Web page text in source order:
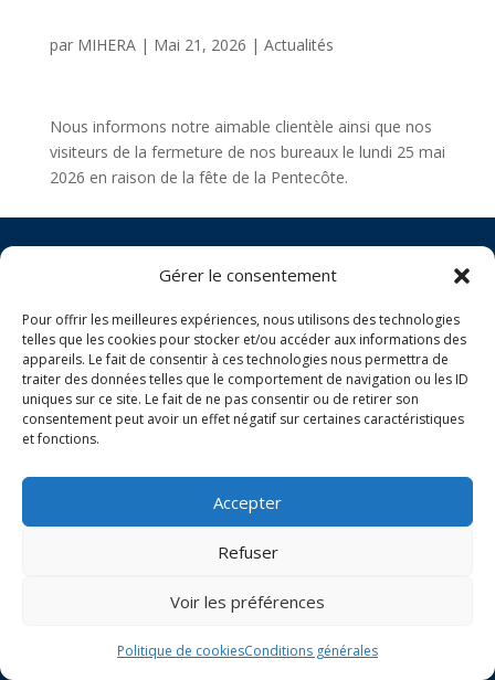
Gérer le consentement
Pour offrir les meilleures expériences, nous utilisons des technologies
telles que les cookies pour stocker et/ou accéder aux informations des
appareils. Le fait de consentir à ces technologies nous permettra de
traiter des données telles que le comportement de navigation ou les ID
uniques sur ce site. Le fait de ne pas consentir ou de retirer son
consentement peut avoir un effet négatif sur certaines caractéristiques
et fonctions.
Accepter
Refuser
Voir les préférences
Politique de cookiesConditions générales
par MIHERA| Mai 21, 2026 | Actualités
Nous informons notre aimable clientèle ainsi que nos
visiteurs de la fermeture de nos bureaux le lundi 25 mai
2026 en raison de la fête de la Pentecôte.
Nos conditions applicables
Conditions générales
COPYRIGHT 2024